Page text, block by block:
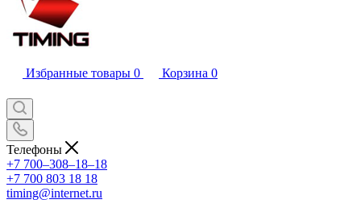
Избранные товары 0 Корзина 0
Телефоны
+7 700‒308‒18‒18
+7 700 803 18 18
timing@internet.ru